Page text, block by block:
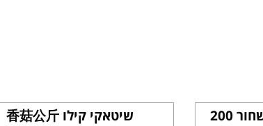
פטריות מואר/ פונגוס שחור 200
שיטאקי קילו 香菇公斤